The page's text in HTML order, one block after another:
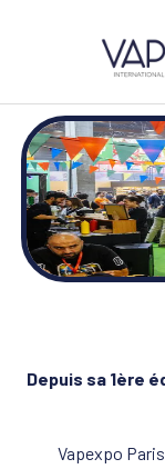
Depuis sa 1ère
Vapexpo